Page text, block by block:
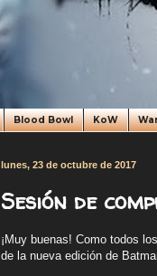
Blood Bowl KoW
lunes, 23 de octubre de 2017
Sesión de
¡Muy buenas! Como todos
de la nueva edición de